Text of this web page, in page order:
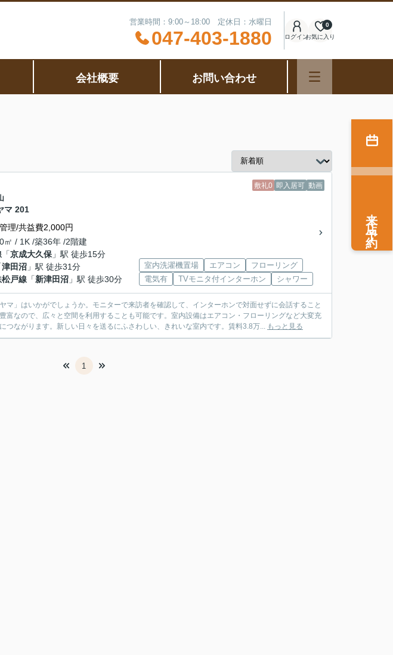
営業時間：9:00～18:00 定休日：水曜日
047-403-1880 ログインお気に入り
0
会社概要 お問い合わせ
敷礼0 即入居可 動画
マ 201
管理/共益費2,000円
㎡ / 1K /築36年 /2階建
「京成大久保 」駅 徒歩15分
津田沼 」駅 徒歩31分
戸線 「新津田沼 」駅 徒歩30分
室内洗濯機置場 エアコン
フローリング
電気有
TVモニタ付インターホン シャワー
マ」はいかがでしょうか。モニターで来訪者を確認して、インターホンで対面せずに会話すること
富なので、広々と空間を利用することも可能です。室内設備はエアコン・フローリングなど大変充
つながります。新しい日々を送るにふさわしい、きれいな室内です。賃料3.8万... もっと見る
1
来店予約